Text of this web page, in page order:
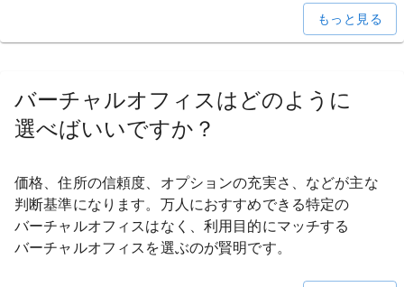
もっと見る
バーチャルオフィスは どのように
選べばいいですか？
価格、住所の信頼度、 オプションの充実さ、 などが主な
判断基準になります。 万人におすすめできる特定の
バーチャルオフィスはなく、 利用目的にマッチする
バーチャルオフィスを選ぶのが賢明です。